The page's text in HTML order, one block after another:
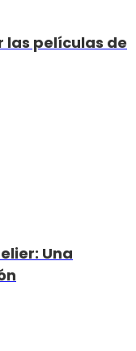
las películas de
Una